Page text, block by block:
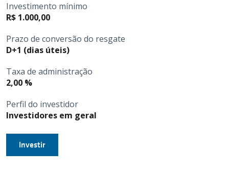
Login
Investimento mínimo
R$ 1.000,00
Prazo de conversão do resgate
D+1 (dias úteis)
Taxa de administração
2,00 %
Perfil do investidor
Investidores em geral
Investir